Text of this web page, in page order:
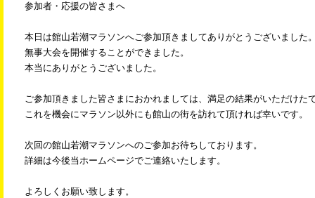
参加者・応援の皆さまへ
本日は館山若潮マラソンへご参加頂きましてありがとうございました
無事大会を開催することができました。
本当にありがとうございました。
ご参加頂きました皆さまにおかれましては、満足の結果がいただけた
これを機会にマラソン以外にも館山の街を訪れて頂ければ幸いです。
次回の館山若潮マラソンへのご参加お待ちしております。
詳細は今後当ホームページでご連絡いたします。
よろしくお願い致します。